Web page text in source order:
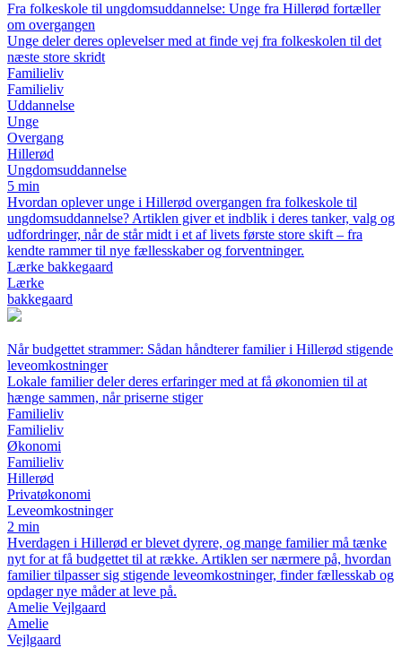
Fra folkeskole til ungdomsuddannelse: Unge fra Hillerød fortæller
om overgangen
Unge deler deres oplevelser med at finde vej fra folkeskolen til det
næste store skridt
Familieliv
Familieliv
Uddannelse
Unge
Overgang
Hillerød
Ungdomsuddannelse
5 min
Hvordan oplever unge i Hillerød overgangen fra folkeskole til
ungdomsuddannelse? Artiklen giver et indblik i deres tanker, valg og
udfordringer, når de står midt i et af livets første store skift – fra
kendte rammer til nye fællesskaber og forventninger.
Lærke bakkegaard
Lærke
bakkegaard
Når budgettet strammer: Sådan håndterer familier i Hillerød stigende
leveomkostninger
Lokale familier deler deres erfaringer med at få økonomien til at
hænge sammen, når priserne stiger
Familieliv
Familieliv
Økonomi
Familieliv
Hillerød
Privatøkonomi
Leveomkostninger
2 min
Hverdagen i Hillerød er blevet dyrere, og mange familier må tænke
nyt for at få budgettet til at række. Artiklen ser nærmere på, hvordan
familier tilpasser sig stigende leveomkostninger, finder fællesskab og
opdager nye måder at leve på.
Amelie Vejlgaard
Amelie
Vejlgaard